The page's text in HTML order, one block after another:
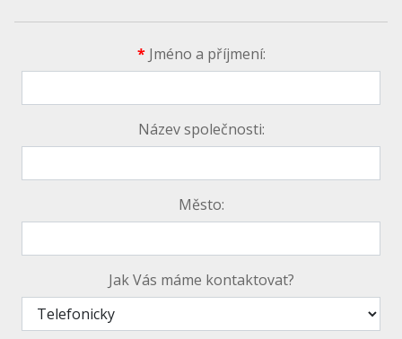
*Jméno a příjmení:
Název společnosti:
Město:
Jak Vás máme kontaktovat?